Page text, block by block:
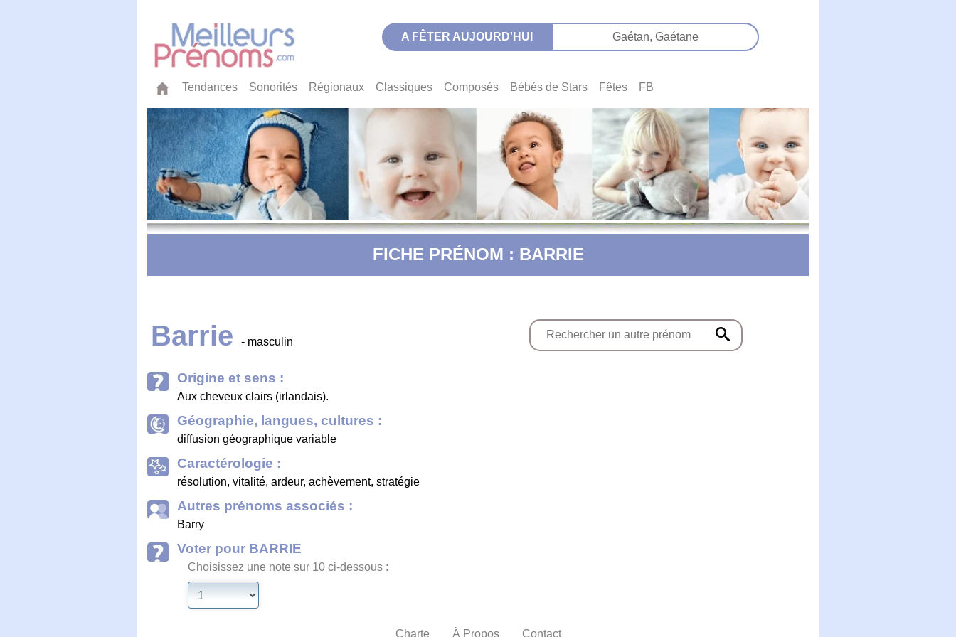
A FÊTER AUJOURD'HUI Gaétan, Gaétane
Tendances Sonorités Régionaux Classiques Composés Bébés de Stars Fêtes FB
FICHE PRÉNOM : BARRIE
Barrie - masculin
Origine et sens :
Aux cheveux clairs (irlandais).
Géographie, langues, cultures :
diffusion géographique variable
Caractérologie :
résolution, vitalité, ardeur, achèvement, stratégie
Autres prénoms associés :
Barry
Voter pour BARRIE
Choisissez une note sur 10 ci-dessous :
Charte À Propos Contact